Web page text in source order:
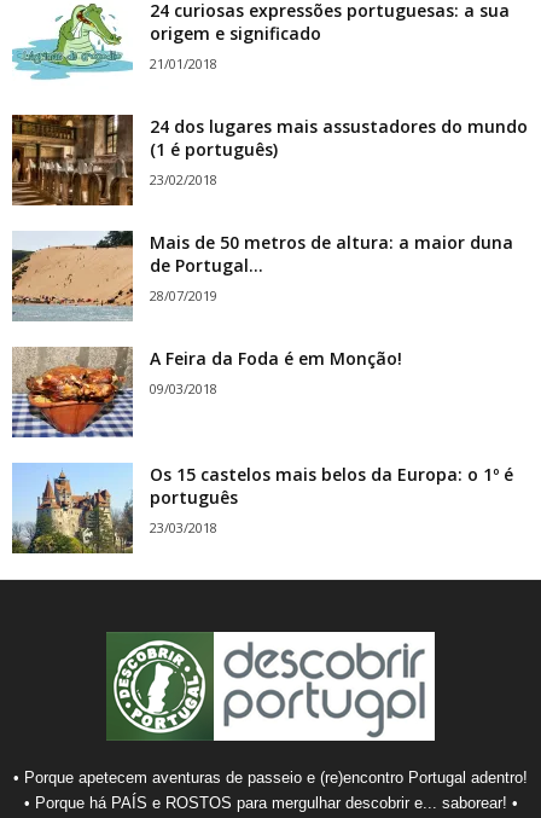
24 curiosas expressões portuguesas: a sua
origem e significado
21/01/2018
24 dos lugares mais assustadores do mundo
(1 é português)
23/02/2018
Mais de 50 metros de altura: a maior duna
de Portugal...
28/07/2019
A Feira da Foda é em Monção!
09/03/2018
Os 15 castelos mais belos da Europa: o 1º é
português
23/03/2018
• Porque apetecem aventuras de passeio e (re)encontro Portugal adentro!
• Porque há PAÍS e ROSTOS para mergulhar descobrir e... saborear! •